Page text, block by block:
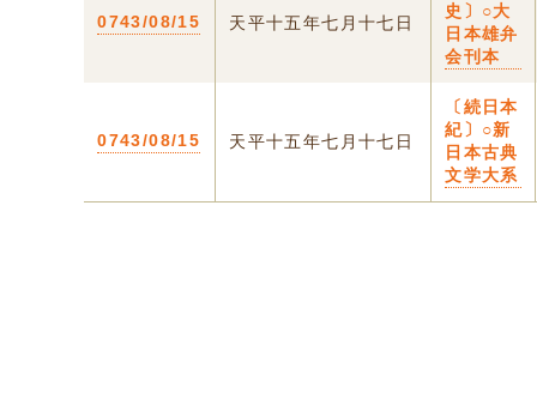
0743/08/15 天平十五年七月十七日
史〕○大
日本雄弁
会刊本
0743/08/15 天平十五年七月十七日
〔続日本
紀〕○新
日本古典
文学大系